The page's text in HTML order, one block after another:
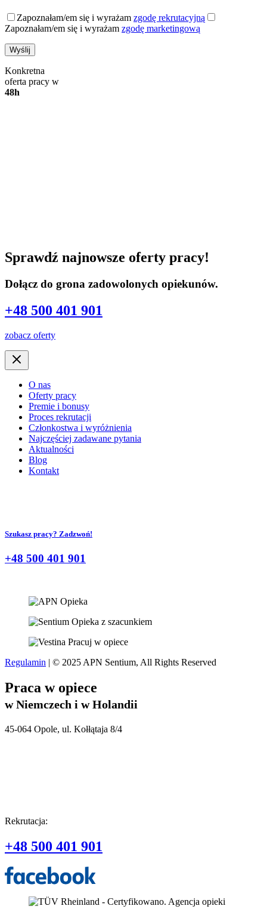
Zapoznałam/em się i wyrażam zgodę rekrutacyjną
Zapoznałam/em się i wyrażam zgodę marketingową
Konkretna
oferta pracy w
48h
Sprawdź najnowsze oferty pracy!
Dołącz do grona zadowolonych opiekunów.
+48 500 401 901
zobacz oferty
O nas
Oferty pracy
Premie i bonusy
Proces rekrutacji
Członkostwa i wyróżnienia
Najczęściej zadawane pytania
Aktualności
Blog
Kontakt
Szukasz pracy? Zadzwoń!
+48 500 401 901
Regulamin | © 2025 APN Sentium, All Rights Reserved
Praca w opiece
w Niemczech i w Holandii
45-064 Opole, ul. Kołłątaja 8/4
Rekrutacja:
+48 500 401 901